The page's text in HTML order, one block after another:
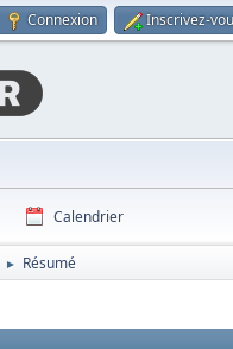
Connexion Inscrivez-
Calendrier
► Résumé